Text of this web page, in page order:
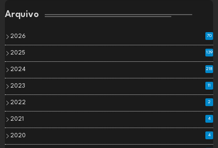
Arquivo
2026 70
2025 139
2024 218
2023 11
2022 2
2021 4
2020 4